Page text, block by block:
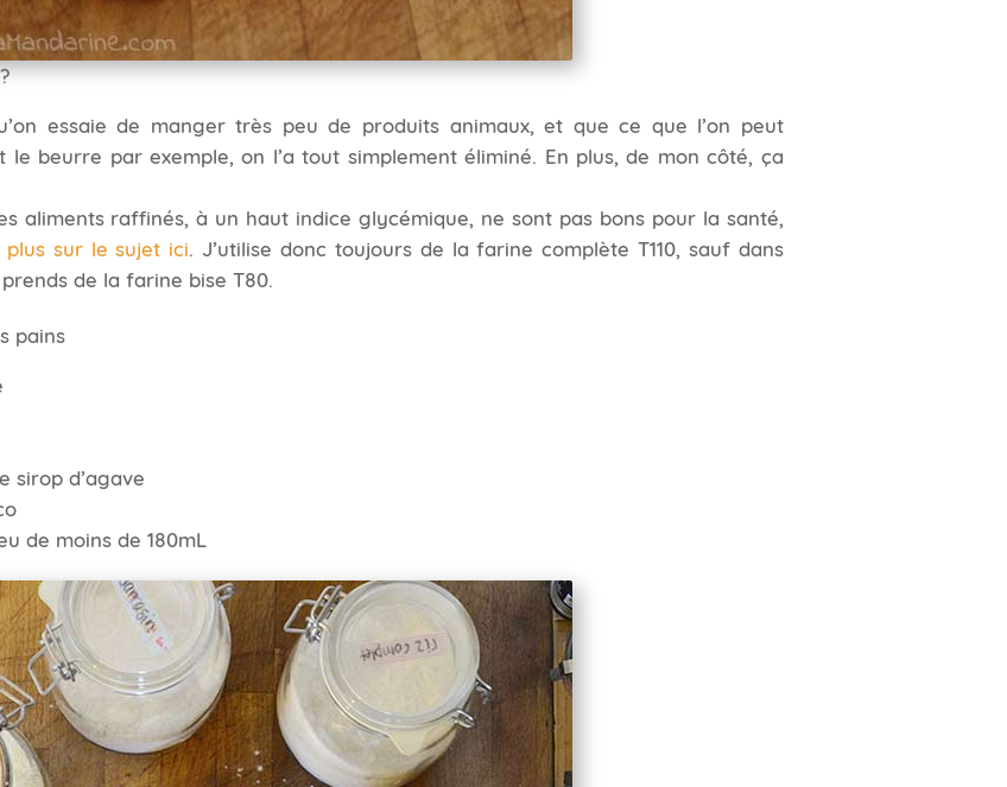
essaie de manger très peu de produits animaux, et que ce que l’on peut
beurre par exemple, on l’a tout simplement éliminé. En plus, de mon côté, ça
aliments raffinés, à un haut indice glycémique, ne sont pas bons pour la santé,
sur le sujet ici . J’utilise donc toujours de la farine complète T110, sauf dans
de la farine bise T80.
pains
sirop d’agave
de moins de 180mL